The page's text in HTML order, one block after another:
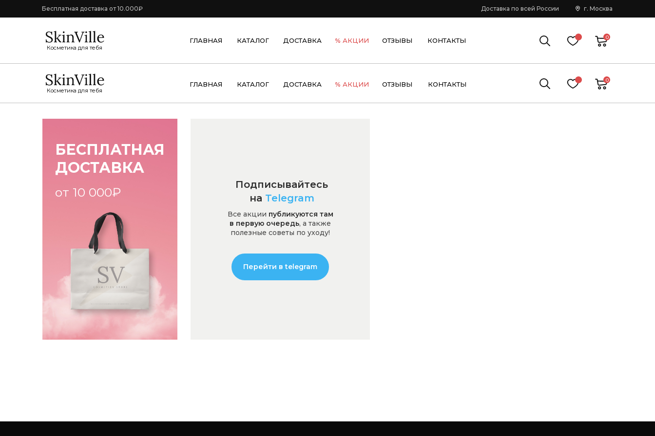
Бесплатная доставка от 10.000₽ г. Москва
Доставка по всей России
ГЛАВНАЯ КАТАЛОГ ДОСТАВКА КОНТАКТЫ
% АКЦИИ ОТЗЫВЫ 0
Косметика для тебя
ГЛАВНАЯ КАТАЛОГ ДОСТАВКА КОНТАКТЫ
% АКЦИИ ОТЗЫВЫ
0
Косметика для тебя
Подписывайтесь
на Telegram
Все акции публикуются там
в первую очередь, а также
полезные советы по уходу!
Перейти в telegram
БЕСПЛАТНАЯ
ДОСТАВКА
от 10 000₽